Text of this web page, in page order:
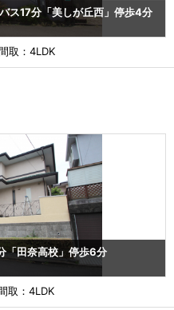
ス17分「美しが丘西」停歩4分
取：4LDK
「田奈高校」停歩6分
取：4LDK